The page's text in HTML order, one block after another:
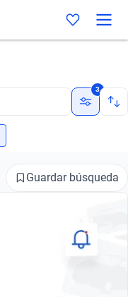
3
Guardar búsqueda